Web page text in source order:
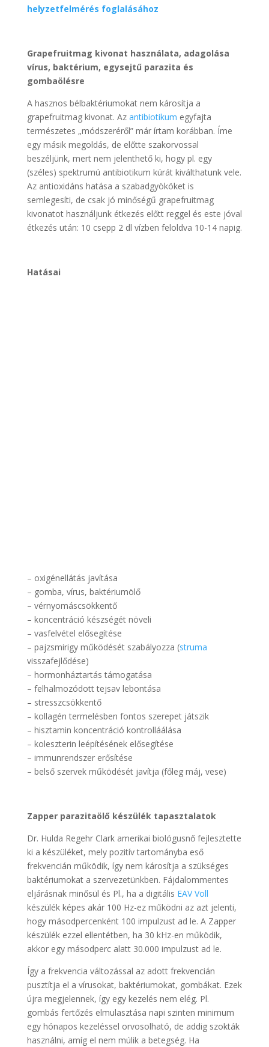
helyzetfelmérés foglalásához
Grapefruitmag kivonat használata, adagolása
vírus, baktérium, egysejtű parazita és
gombaölésre
A hasznos bélbaktériumokat nem károsítja a
grapefruitmag kivonat. Azantibiotikum egyfajta
természetes „módszeréről” már írtam korábban. Íme
egy másik megoldás, de előtte szakorvossal
beszéljünk, mert nem jelenthető ki, hogy pl. egy
(széles) spektrumú antibiotikum kúrát kiválthatunk vele.
Az antioxidáns hatása a szabadgyököket is
semlegesíti, de csak jó minőségű grapefruitmag
kivonatot használjunk étkezés előtt reggel és este jóval
étkezés után: 10 csepp 2 dl vízben feloldva 10-14 napig.
Hatásai
– oxigénellátás javítása
– gomba, vírus, baktériumölő
– vérnyomáscsökkentő
– koncentráció készségét növeli
– vasfelvétel elősegítése
– pajzsmirigy működését szabályozza (struma
visszafejlődése)
– hormonháztartás támogatása
– felhalmozódott tejsav lebontása
– stresszcsökkentő
– kollagén termelésben fontos szerepet játszik
– hisztamin koncentráció kontrolláálása
– koleszterin leépítésének elősegítése
– immunrendszer erősítése
– belső szervek működését javítja (főleg máj, vese)
Zapper parazitaölő készülék tapasztalatok
Dr. Hulda Regehr Clark amerikai biológusnő fejlesztette
ki a készüléket, mely pozitív tartományba eső
frekvencián működik, így nem károsítja a szükséges
baktériumokat a szervezetünkben. Fájdalommentes
eljárásnak minősül és Pl., ha a digitális EAV Voll
készülék képes akár 100 Hz-ez működni az azt jelenti,
hogy másodpercenként 100 impulzust ad le. A Zapper
készülék ezzel ellentétben, ha 30 kHz-en működik,
akkor egy másodperc alatt 30.000 impulzust ad le.
Így a frekvencia változással az adott frekvencián
pusztítja el a vírusokat, baktériumokat, gombákat. Ezek
újra megjelennek, így egy kezelés nem elég. Pl.
gombás fertőzés elmulasztása napi szinten minimum
egy hónapos kezeléssel orvosolható, de addig szokták
használni, amíg el nem múlik a betegség. Ha